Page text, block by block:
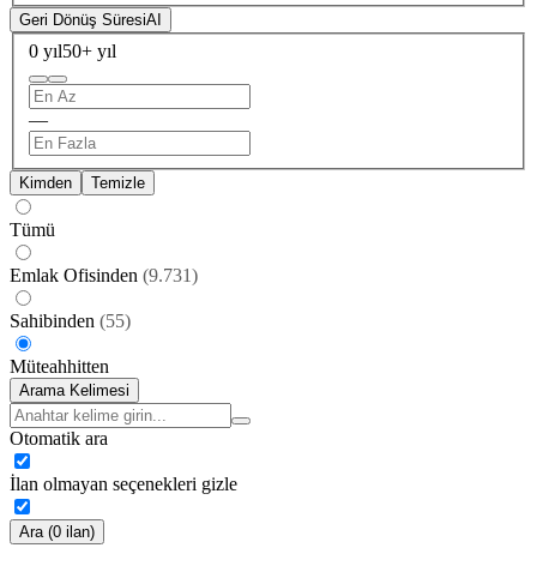
Geri Dönüş SüresiAI
0 yıl50+ yıl
—
Kimden Temizle
Tümü
Emlak Ofisinden (9.731)
Sahibinden (55)
Müteahhitten
Arama Kelimesi
Otomatik ara
İlan olmayan seçenekleri gizle
Ara (0 ilan)